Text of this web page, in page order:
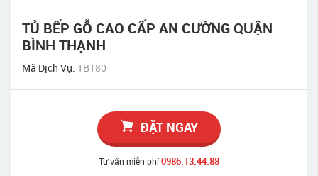
TỦ BẾP GỖ CAO CẤP AN CƯỜNG QUẬN
BÌNH THẠNH
Mã Dịch Vụ: TB180
ĐẶT NGAY
Tư vấn miễn phí0986.13.44.88